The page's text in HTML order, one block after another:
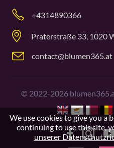
+4314890366
Praterstraße 33, 1020
contact@blumen365.at
© 2022-2026
We use cookies to give you a
continuing to use this site,
unserer